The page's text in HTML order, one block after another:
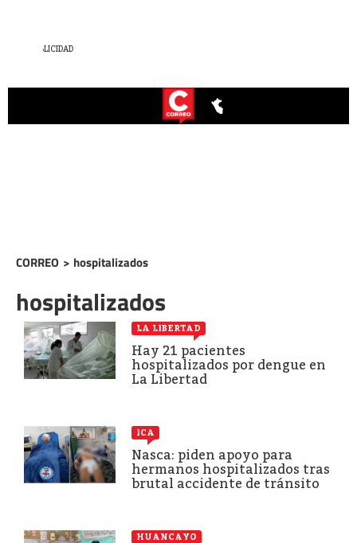
CORREO > hospitalizados
hospitalizados
LA LIBERTAD
Hay 21 pacientes
hospitalizados por dengue en
La Libertad
ICA
Nasca: piden apoyo para
hermanos hospitalizados tras
brutal accidente de tránsito
HUANCAYO